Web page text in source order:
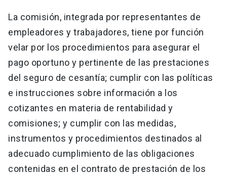
La comisión, integrada por representantes de
empleadores y trabajadores, tiene por función
velar por los procedimientos para asegurar el
pago oportuno y pertinente de las prestaciones
del seguro de cesantía; cumplir con las políticas
e instrucciones sobre información a los
cotizantes en materia de rentabilidad y
comisiones; y cumplir con las medidas,
instrumentos y procedimientos destinados al
adecuado cumplimiento de las obligaciones
contenidas en el contrato de prestación de los